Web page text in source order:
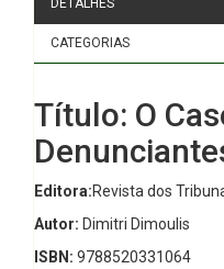
DETALHES
CATEGORIAS
Título: O
Editora:Revista dos
Autor: Dimitri Dimoulis
ISBN: 9788520331064